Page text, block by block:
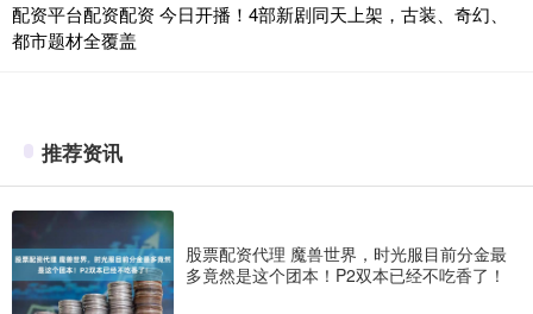
配资平台配资配资 今日开播！4部新剧同天上架，古装、奇幻、
都市题材全覆盖
推荐资讯
股票配资代理 魔兽世界，时光服目前分金最
多竟然是这个团本！P2双本已经不吃香了！